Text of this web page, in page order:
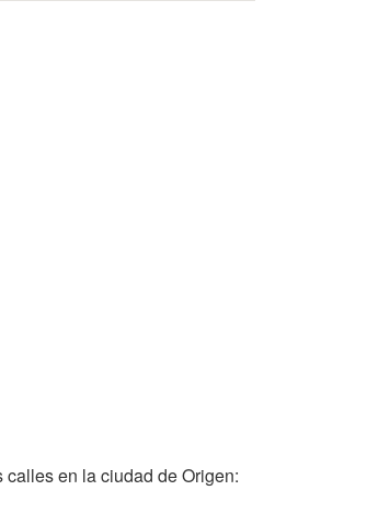
en la ciudad de Origen: